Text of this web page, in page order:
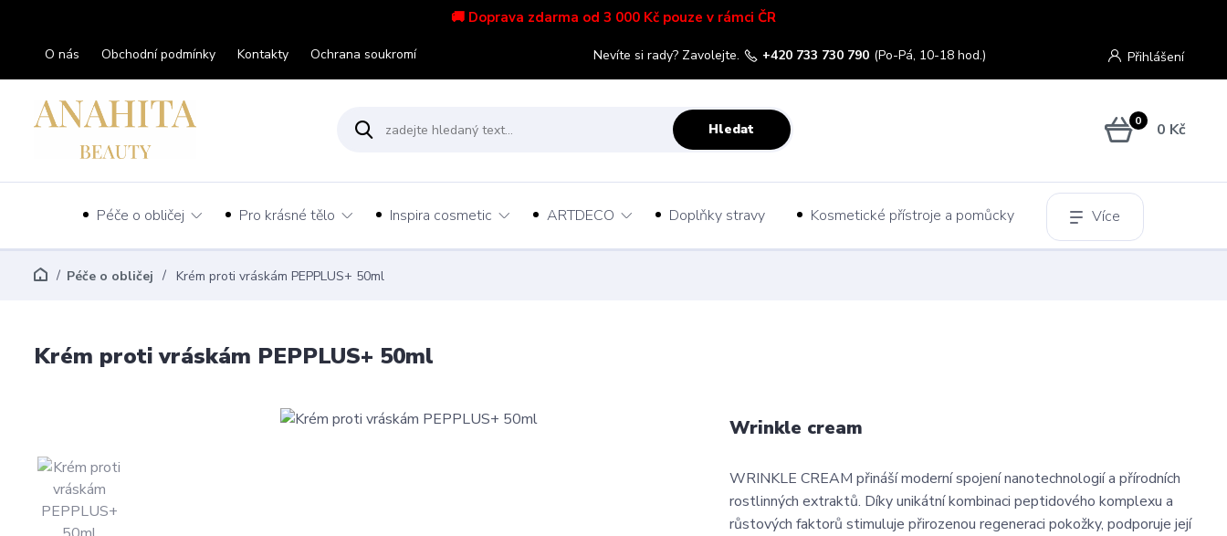
🚚 Doprava zdarma od 3 000 Kč pouze v rámci ČR
O nás Obchodní podmínky Kontakty Ochrana soukromí Přihlášení
Hledat
Nevíte si rady? Zavolejte. +420 733 730 790 (Po-Pá, 10-18 hod.)
0 0 Kč
Péče o obličej Pro krásné tělo Inspira cosmetic ARTDECO Doplňky stravy Kosmetické přístroje a pomůcky Více
Péče o obličej Krém proti vráskám PEPPLUS+ 50ml
Krém proti vráskám PEPPLUS+ 50ml
Wrinkle cream
WRINKLE CREAM přináší moderní spojení nanotechnologií a přírodních
rostlinných extraktů. Díky unikátní kombinaci peptidového komplexu a
růstových faktorů stimuluje přirozenou regeneraci pokožky, podporuje její